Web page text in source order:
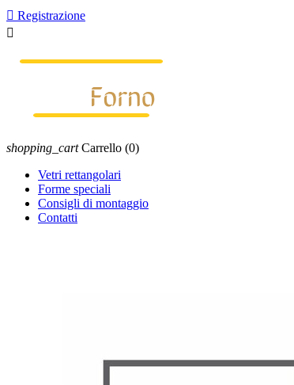
 Registrazione

shopping_cart Carrello (0)
Vetri rettangolari
Forme speciali
Consigli di montaggio
Contatti